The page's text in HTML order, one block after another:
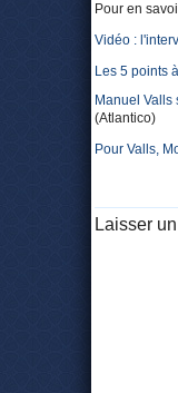
Pour en
Vidéo :
Les 5 points
Manuel
(Atlantico)
Pour Valls,
Laisser